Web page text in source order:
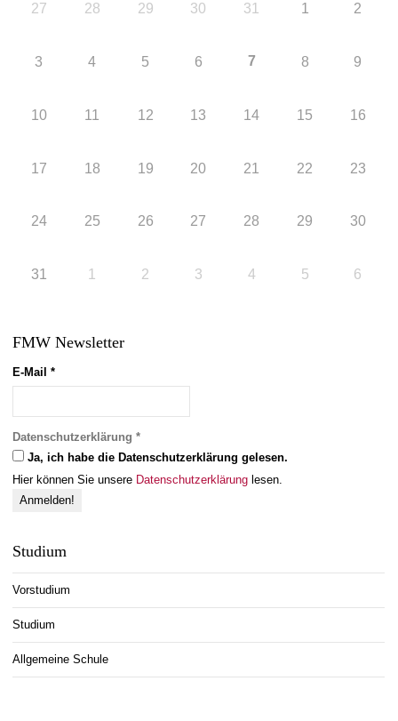
27 28 29 30 31 1 2
3 4 5 6 7 8 9
10 11 12 13 14 15 16
17 18 19 20 21 22 23
24 25 26 27 28 29 30
31 1 2 3 4 5 6
FMW Newsletter
E-Mail *
Datenschutzerklärung *
Ja, ich habe die Datenschutzerklärung gelesen.
Hier können Sie unsere Datenschutzerklärung lesen.
Studium
Vorstudium
Studium
Allgemeine Schule